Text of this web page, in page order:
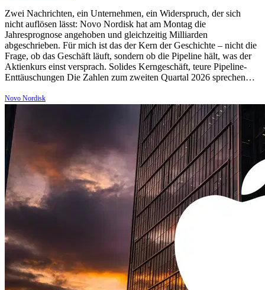
Zwei Nachrichten, ein Unternehmen, ein Widerspruch, der sich
nicht auflösen lässt: Novo Nordisk hat am Montag die
Jahresprognose angehoben und gleichzeitig Milliarden
abgeschrieben. Für mich ist das der Kern der Geschichte – nicht die
Frage, ob das Geschäft läuft, sondern ob die Pipeline hält, was der
Aktienkurs einst versprach. Solides Kerngeschäft, teure Pipeline-
Enttäuschungen Die Zahlen zum zweiten Quartal 2026 sprechen…
Novo Nordisk